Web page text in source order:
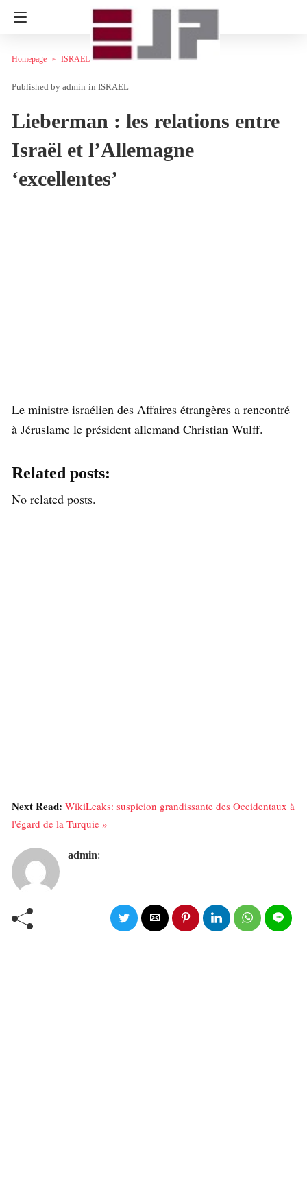
Homepage ISRAEL
admin in ISRAEL
Lieberman : les relations entre
Israël et l’Allemagne
‘excellentes’
Le ministre israélien des Affaires étrangères a rencontré
à Jéruslame le président allemand Christian Wulff.
Related posts:
No related posts.
Next Read: WikiLeaks: suspicion grandissante des Occidentaux à
l'égard de la Turquie »
admin: